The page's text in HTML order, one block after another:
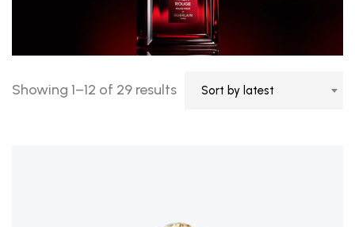
Showing 1–12 of 29 results Sort by latest